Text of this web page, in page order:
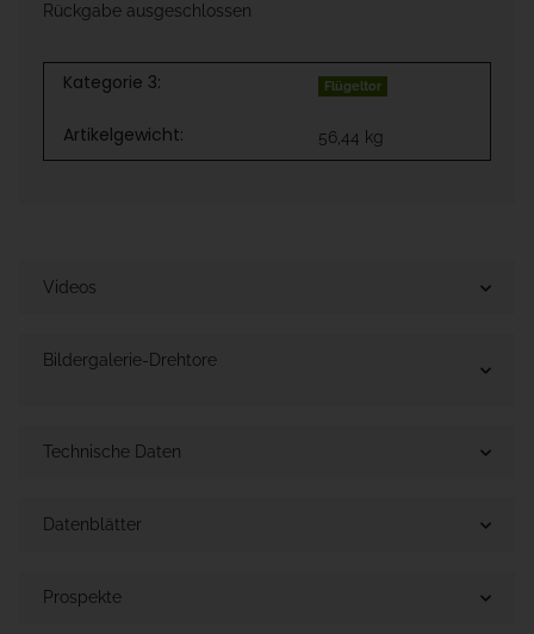
Rückgabe ausgeschlossen
Kategorie 3: Flügeltor
Artikelgewicht: 56,44 kg
Videos
Bildergalerie-Drehtore
Technische Daten
Datenblätter
Prospekte